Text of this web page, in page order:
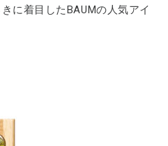
に着目したBAUMの人気アイ